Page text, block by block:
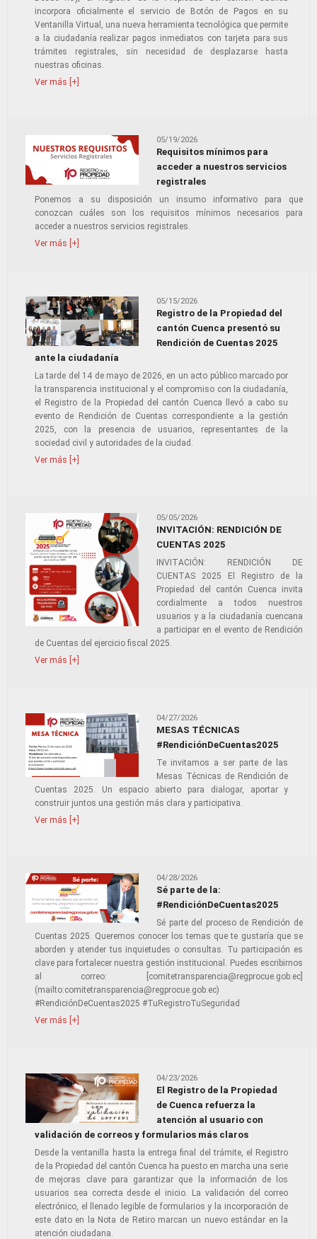
incorpora oficialmente el servicio de Botón de Pagos en su
Ventanilla Virtual, una nueva herramienta tecnológica que permite
a la ciudadanía realizar pagos inmediatos con tarjeta para sus
trámites registrales, sin necesidad de desplazarse hasta
nuestras oficinas.
Ver más [+]
05/19/2026
Requisitos mínimos para
acceder a nuestros servicios
registrales
Ponemos a su disposición un insumo informativo para que
conozcan cuáles son los requisitos mínimos necesarios para
acceder a nuestros servicios registrales.
Ver más [+]
05/15/2026
Registro de la Propiedad del
cantón Cuenca presentó su
Rendición de Cuentas 2025
ante la ciudadanía
La tarde del 14 de mayo de 2026, en un acto público marcado por
la transparencia institucional y el compromiso con la ciudadanía,
el Registro de la Propiedad del cantón Cuenca llevó a cabo su
evento de Rendición de Cuentas correspondiente a la gestión
2025, con la presencia de usuarios, representantes de la
sociedad civil y autoridades de la ciudad.
Ver más [+]
05/05/2026
INVITACIÓN: RENDICIÓN DE
CUENTAS 2025
INVITACIÓN: RENDICIÓN DE
CUENTAS 2025 El Registro de la
Propiedad del cantón Cuenca invita
cordialmente a todos nuestros
usuarios y a la ciudadanía cuencana
a participar en el evento de Rendición
de Cuentas del ejercicio fiscal 2025.
Ver más [+]
04/27/2026
MESAS TÉCNICAS
#RendiciónDeCuentas2025
Te invitamos a ser parte de las
Mesas Técnicas de Rendición de
Cuentas 2025. Un espacio abierto para dialogar, aportar y
construir juntos una gestión más clara y participativa.
Ver más [+]
04/28/2026
Sé parte de la:
#RendiciónDeCuentas2025
Sé parte del proceso de Rendición de
Cuentas 2025. Queremos conocer los temas que te gustaría que se
aborden y atender tus inquietudes o consultas. Tu participación es
clave para fortalecer nuestra gestión institucional. Puedes escribirnos
al correo: [comitetransparencia@regprocue.gob.ec]
(mailto:comitetransparencia@regprocue.gob.ec)
#RendiciónDeCuentas2025 #TuRegistroTuSeguridad
Ver más [+]
04/23/2026
El Registro de la Propiedad
de Cuenca refuerza la
atención al usuario con
validación de correos y formularios más claros
Desde la ventanilla hasta la entrega final del trámite, el Registro
de la Propiedad del cantón Cuenca ha puesto en marcha una serie
de mejoras clave para garantizar que la información de los
usuarios sea correcta desde el inicio. La validación del correo
electrónico, el llenado legible de formularios y la incorporación de
este dato en la Nota de Retiro marcan un nuevo estándar en la
atención ciudadana.